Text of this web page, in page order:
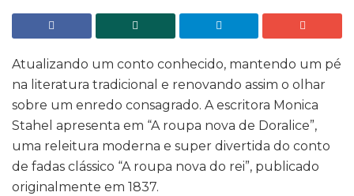
Atualizando um conto conhecido, mantendo um pé
na literatura tradicional e renovando assim o olhar
sobre um enredo consagrado. A escritora Monica
Stahel apresenta em “A roupa nova de Doralice”,
uma releitura moderna e super divertida do conto
de fadas clássico “A roupa nova do rei”, publicado
originalmente em 1837.